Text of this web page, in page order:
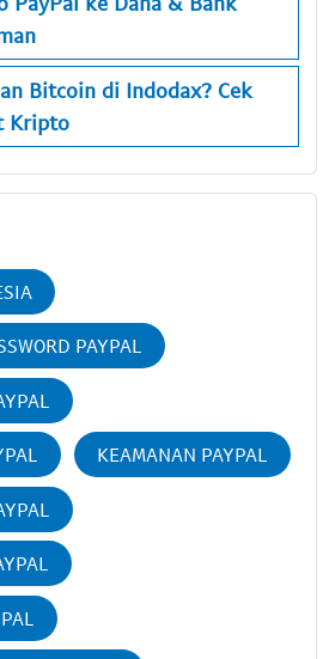
Bitcoin di Indodax? Cek
Kripto
PAYPAL
KEAMANAN PAYPAL